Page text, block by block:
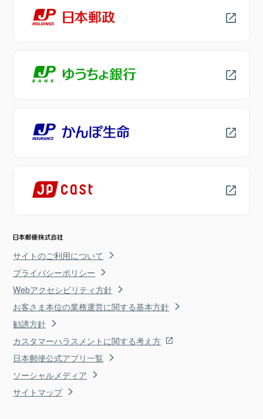
サイトのご利用について
プライバシーポリシー
Webアクセシビリティ方針
お客さま本位の業務運営に関する基本方針
勧誘方針
カスタマーハラスメントに関する考え方
日本郵便公式アプリ一覧
ソーシャルメディア
サイトマップ